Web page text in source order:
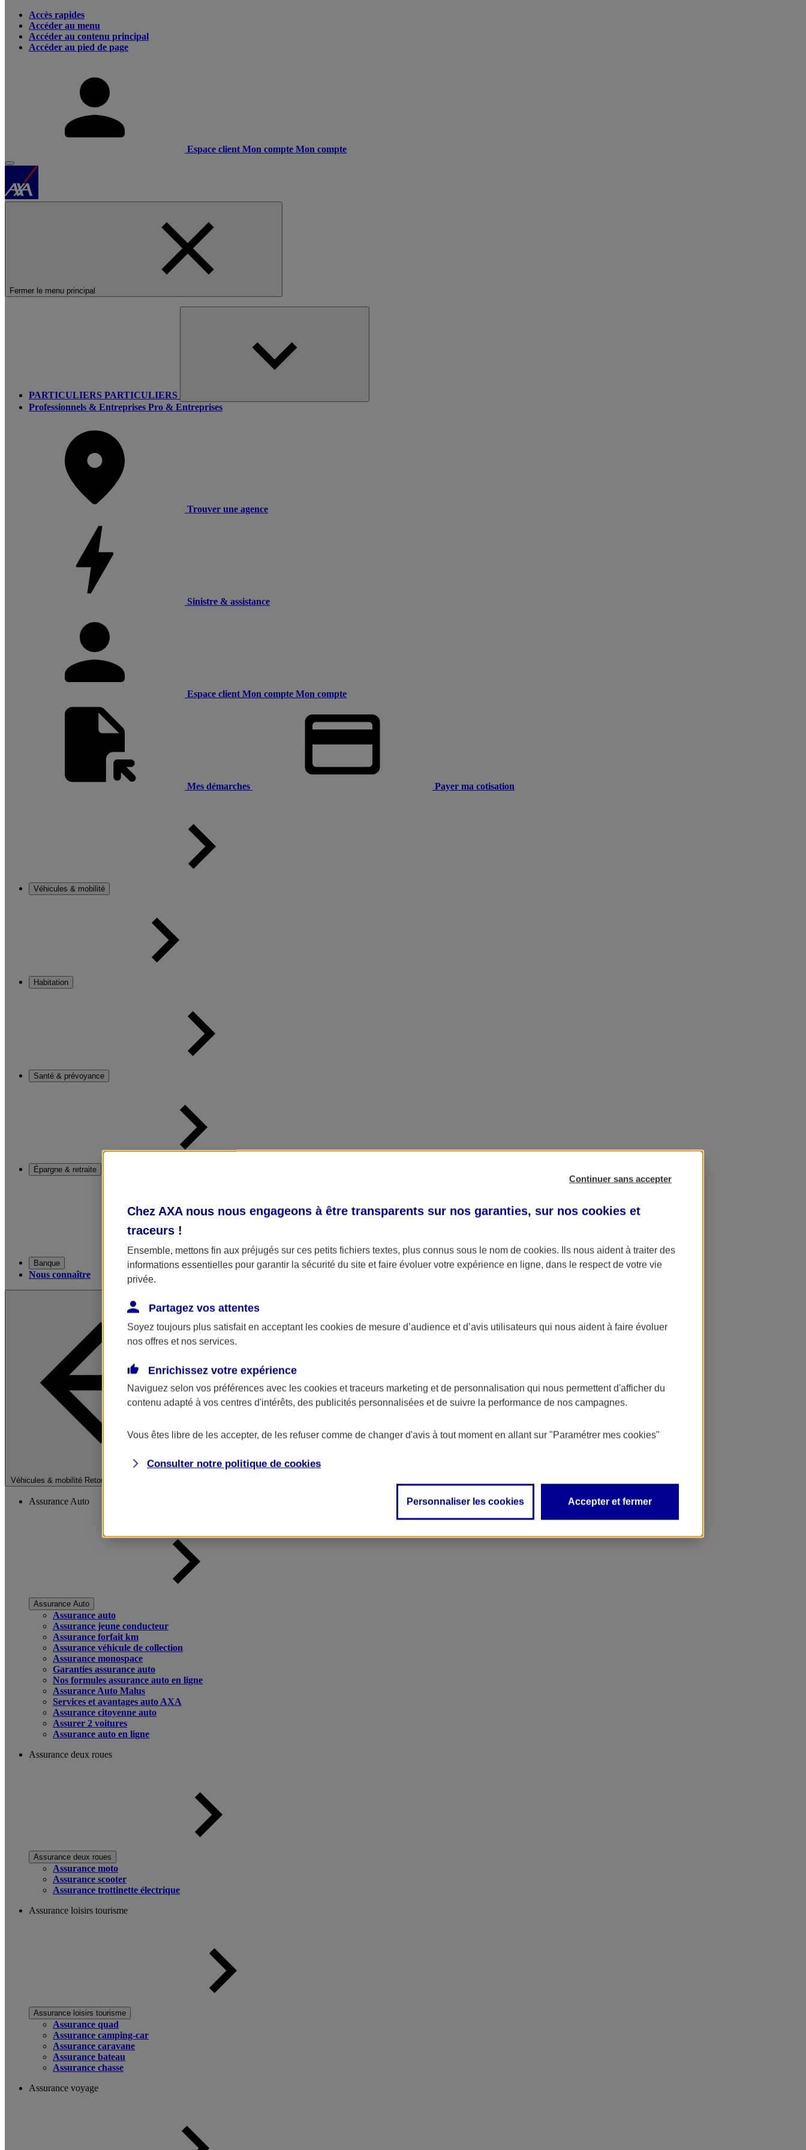
Accès rapides
Accéder au menu
Accéder au contenu principal
Accéder au pied de page
Espace client Mon compte Mon compte
Fermer le menu principal
PARTICULIERS PARTICULIERS
Professionnels & Entreprises Pro & Entreprises
Trouver une agence
Sinistre & assistance
Espace client Mon compte Mon compte
Mes démarches Payer ma cotisation
Véhicules & mobilité
Habitation
Santé & prévoyance
Épargne & retraite
Banque
Nous connaître
Véhicules & mobilité Retour à la section précédente
Fermer le menu principal
Assurance Auto
Assurance Auto
Assurance auto
Assurance jeune conducteur
Assurance forfait km
Assurance véhicule de collection
Assurance monospace
Garanties assurance auto
Nos formules assurance auto en ligne
Assurance Auto Malus
Services et avantages auto AXA
Assurance citoyenne auto
Assurer 2 voitures
Assurance auto en ligne
Assurance deux roues
Assurance deux roues
Assurance moto
Assurance scooter
Assurance trottinette électrique
Assurance loisirs tourisme
Assurance loisirs tourisme
Assurance quad
Assurance camping-car
Assurance caravane
Assurance bateau
Assurance chasse
Assurance voyage
Continuer sans accepter
Chez AXA nous nous engageons à être transparents sur nos garanties, sur nos cookies et
traceurs !
Ensemble, mettons fin aux préjugés sur ces petits fichiers textes, plus connus sous le nom de cookies. Ils nous aident à traiter des
informations essentielles pour garantir la sécurité du site et faire évoluer votre expérience en ligne, dans le respect de votre vie
privée.
Partagez vos attentes
Soyez toujours plus satisfait en acceptant les cookies de mesure d’audience et d’avis utilisateurs qui nous aident à faire évoluer
nos offres et nos services.
Enrichissez votre expérience
Naviguez selon vos préférences avec les cookies et traceurs marketing et de personnalisation qui nous permettent d'afficher du
contenu adapté à vos centres d'intérêts, des publicités personnalisées et de suivre la performance de nos campagnes.
Vous êtes libre de les accepter, de les refuser comme de changer d'avis à tout moment en allant sur "Paramétrer mes cookies"
Consulter notre politique de cookies
Personnaliser les cookies Accepter et fermer